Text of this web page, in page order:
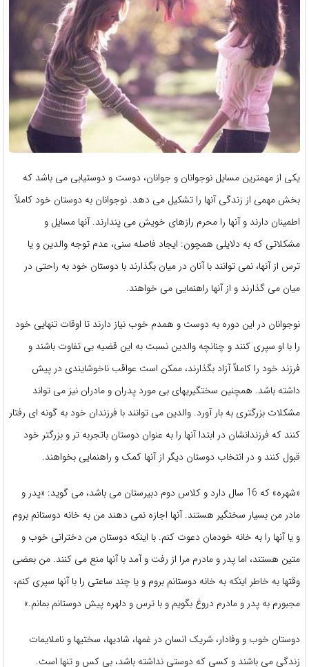
یکی از مهمترین مسایل نوجوانان و جوانان، دوست و دوستیابی می باشد که
بخش مهمی از زندگی آنها را تشکیل می دهد. نوجوانان به دوستان خود کاملاً
اطمینان دارند و آنها را محرم رازهای خویش می پندارند. آنها مسایل و
مشکلاتی که به دلایلی همچون: ایجاد فاصله سنی، عدم توجه والدین و یا
ترس از آنها، نمی توانند با آنان در میان بگذارند با دوستان خود به راحتی در
میان می گذارند و از آنها راهنمایی می خواهند.
نوجوانان در این دوره به دوست و همدم خوب نیاز دارند تا اوقات تنهایی خود
را با او سپری کنند و چنانچه والدین نسبت به این قضیه بی تفاوت باشند و
فرزند خود را کاملاً آزاد بگذارند، ممکن است عواقب ناخوشایندی در پیش
داشته باشد. همچنین سختگیریهای بی مورد پدران و مادران نیز می تواند
مشکلات بزرگتری به بار آورد. والدین می توانند با فرزندان خود به گونه ای رفتار
کنند که فرزندانشان در ابتدا آنها را به عنوان دوستان باتجربه تر و بزرگتر خود
قبول کنند و در انتخاب دوستان دیگر از آنها کمک و راهنمایی بخواهند.
«شهره» که 16 سال دارد و کلاس دوم دبیرستان می باشد، می گوید: «پدر و
مادر من بسیار سختگیر هستند. آنها اجازه نمی دهند من به خانه دوستانم بروم
و یا آنها را به خانه خودمان دعوت کنم. با اینکه دوستان من دخترانی خوب و
متین هستند، اما پدر و مادرم مرا از رفت و آمد با آنها منع می کنند. من بعضی
وقتها به خاطر اینکه به خانه دوستانم بروم و یا چند ساعتی را با آنها سپری کنم،
مجبورم به پدر و مادرم دروغ بگویم و با ترس و دلهره پیش دوستانم بمانم.»
دوستان خوب و وفادار، شریک انسان در غمها، شادیها، سختیها و ناملایمات
زندگی می باشند و کسی که دوستی نداشته باشد، بی کس و تنها است.